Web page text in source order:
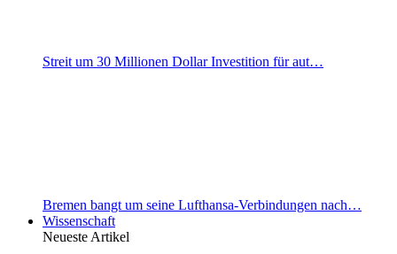
Streit um 30 Millionen Dollar Investition für aut…
Bremen bangt um seine Lufthansa-Verbindungen nach…
Wissenschaft
Neueste Artikel